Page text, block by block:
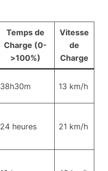
Temps de
Charge (0-
>100%)
Vitesse
de
Charge
38h30m 13 km/h
24 heures 21 km/h